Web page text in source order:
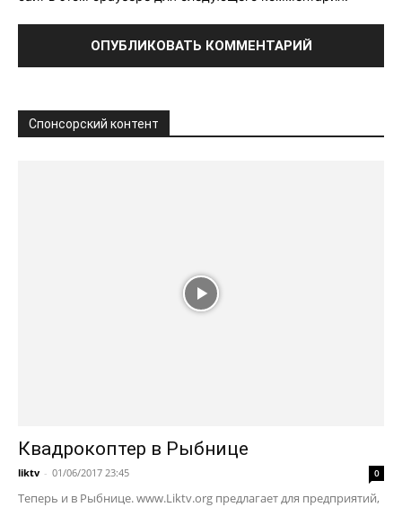
Спонсорский контент
Квадрокоптер в Рыбнице
liktv - 01/06/2017 23:45 0
Теперь и в Рыбнице. www.Liktv.org предлагает для предприятий,